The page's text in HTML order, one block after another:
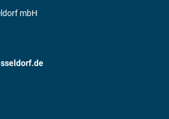
mbH